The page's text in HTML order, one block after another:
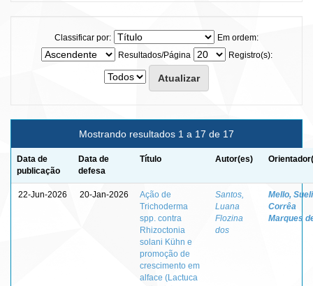
Classificar por:
Em ordem:
Resultados/Página
Registro(s):
Mostrando resultados 1 a 17 de 17
Data de
publicação
Data de
defesa
Título Autor(es)
22-Jun-2026 20-Jan-2026
Ação de
Trichoderma
spp. contra
Rhizoctonia
solani Kühn e
promoção de
crescimento em
alface (Lactuca
Santos,
Luana
Flozina
dos
Mello, Sueli
Corrêa
Marques